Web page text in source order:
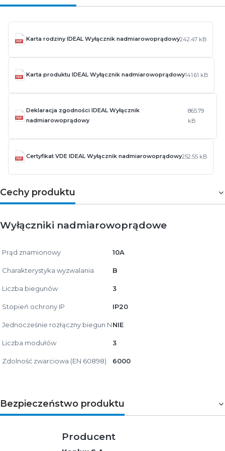
Karta rodziny IDEAL Wyłącznik nadmiarowoprądowy242.47 kB
Karta produktu IDEAL Wyłącznik nadmiarowoprądowy141.61 kB
Deklaracja zgodności IDEAL Wyłącznik
nadmiarowoprądowy
865.79
kB
Certyfikat VDE IDEAL Wyłącznik nadmiarowoprądowy252.55 kB
Cechy produktu
Wyłączniki nadmiarowoprądowe
Prąd znamionowy 10A
Charakterystyka wyzwalania B
Liczba biegunów 3
Stopień ochrony IP IP20
Jednocześnie rozłączny biegun NNIE
Liczba modułów 3
Zdolność zwarciowa (EN 60898) 6000
Bezpieczeństwo produktu
Producent